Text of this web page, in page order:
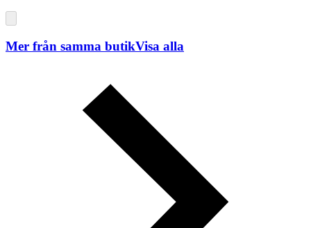
Mer från samma butikVisa alla